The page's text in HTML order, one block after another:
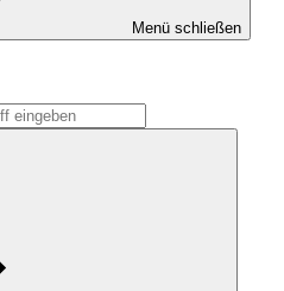
Menü schließen